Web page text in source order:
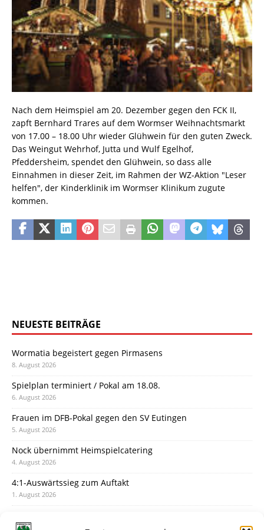
Nach dem Heimspiel am 20. Dezember gegen den FCK II,
zapft Bernhard Trares auf dem Wormser Weihnachtsmarkt
von 17.00 – 18.00 Uhr wieder Glühwein für den guten Zweck.
Das Weingut Wehrhof, Jutta und Wulf Egelhof,
Pfeddersheim, spendet den Glühwein, so dass alle
Einnahmen in dieser Zeit, im Rahmen der WZ-Aktion "Leser
helfen", der Kinderklinik im Wormser Klinikum zugute
kommen.
NEUESTE BEITRÄGE
Wormatia begeistert gegen Pirmasens
8. August 2026
Spielplan terminiert / Pokal am 18.08.
6. August 2026
Frauen im DFB-Pokal gegen den SV Eutingen
5. August 2026
Nock übernimmt Heimspielcatering
4. August 2026
4:1-Auswärtssieg zum Auftakt
1. August 2026
31. Juli 2026